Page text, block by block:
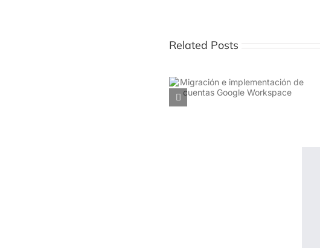
Related Posts
Alternativas a servidores sin